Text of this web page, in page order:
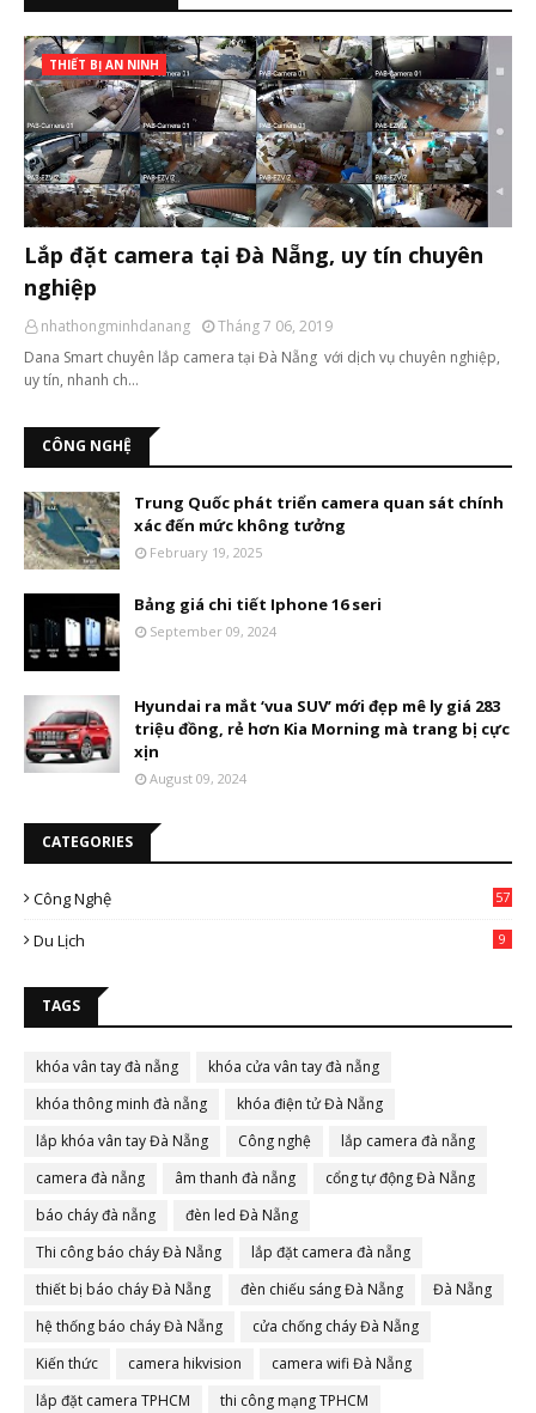
THIẾT BỊ AN NINH
Lắp đặt camera tại Đà Nẵng, uy tín chuyên
nghiệp
nhathongminhdanang
Tháng 7 06, 2019
Dana Smart chuyên lắp camera tại Đà Nẵng với dịch vụ chuyên nghiệp,
uy tín, nhanh ch…
CÔNG NGHỆ
Trung Quốc phát triển camera quan sát chính
xác đến mức không tưởng
February 19, 2025
Bảng giá chi tiết Iphone 16 seri
September 09, 2024
Hyundai ra mắt ‘vua SUV’ mới đẹp mê ly giá 283
triệu đồng, rẻ hơn Kia Morning mà trang bị cực
xịn
August 09, 2024
CATEGORIES
Công Nghệ 57
Du Lịch 9
TAGS
khóa vân tay đà nẵng
khóa cửa vân tay đà nẵng
khóa thông minh đà nẵng
khóa điện tử Đà Nẵng
lắp khóa vân tay Đà Nẵng
Công nghệ
lắp camera đà nẵng
camera đà nẵng
âm thanh đà nẵng
cổng tự động Đà Nẵng
báo cháy đà nẵng
đèn led Đà Nẵng
Thi công báo cháy Đà Nẵng
lắp đặt camera đà nẵng
thiết bị báo cháy Đà Nẵng
đèn chiếu sáng Đà Nẵng
Đà Nẵng
hệ thống báo cháy Đà Nẵng
cửa chống cháy Đà Nẵng
Kiến thức
camera hikvision
camera wifi Đà Nẵng
lắp đặt camera TPHCM
thi công mạng TPHCM